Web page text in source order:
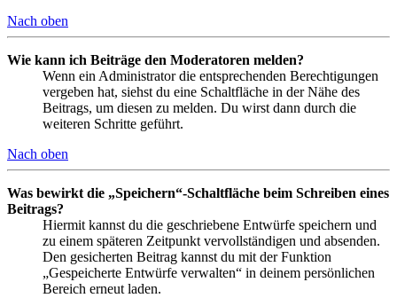
Nach oben
Wie kann ich Beiträge den Moderatoren melden?
Wenn ein Administrator die entsprechenden Berechtigungen
vergeben hat, siehst du eine Schaltfläche in der Nähe des
Beitrags, um diesen zu melden. Du wirst dann durch die
weiteren Schritte geführt.
Nach oben
Was bewirkt die „Speichern“-Schaltfläche beim Schreiben eines
Beitrags?
Hiermit kannst du die geschriebene Entwürfe speichern und
zu einem späteren Zeitpunkt vervollständigen und absenden.
Den gesicherten Beitrag kannst du mit der Funktion
„Gespeicherte Entwürfe verwalten“ in deinem persönlichen
Bereich erneut laden.